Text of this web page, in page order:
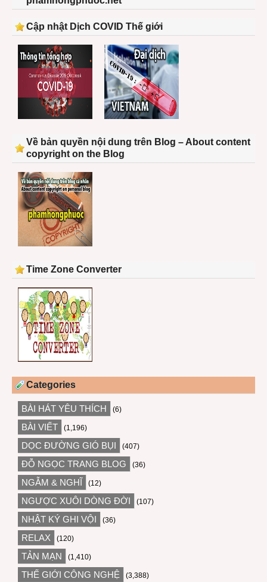
Cập nhật Dịch COVID Thế giới
Về bản quyền nội dung trên Blog – About content
copyright on the Blog
Time Zone Converter
Categories
BÀI HÁT YÊU THÍCH (6)
BÀI VIẾT (1,196)
DỌC ĐƯỜNG GIÓ BỤI (407)
ĐỖ NGỌC TRANG BLOG (36)
NGẪM & NGHĨ (12)
NGƯỢC XUÔI DÒNG ĐỜI (107)
NHẬT KÝ GHI VỘI (36)
RELAX (120)
TẢN MẠN (1,410)
THẾ GIỚI CÔNG NGHỆ (3,388)